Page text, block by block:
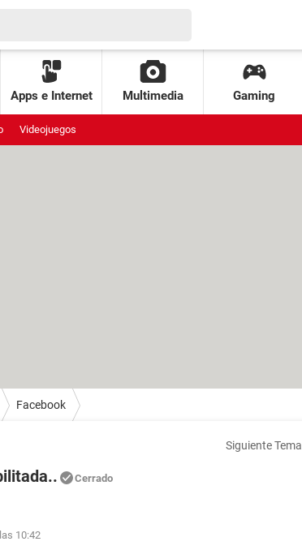
Apps e Internet Multimedia Gaming
Videojuegos
Facebook
Siguiente Tema
Cerrado
10:42